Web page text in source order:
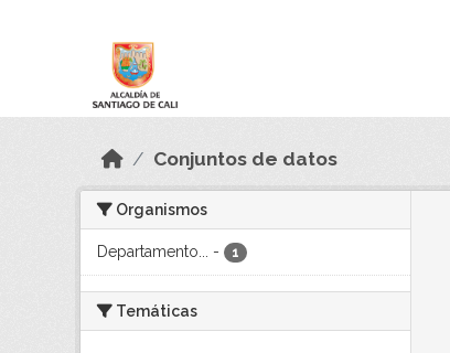
Conjuntos de datos
Organismos
Departamento... - 1
Temáticas